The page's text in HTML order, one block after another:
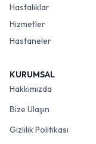
Hastalıklar
Hizmetler
Hastaneler
KURUMSAL
Hakkımızda
Bize Ulaşın
Gizlilik Politikası